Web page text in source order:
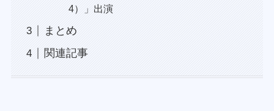
4）」出演
まとめ
関連記事